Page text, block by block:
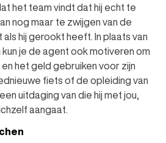
het team vindt dat hij echt te
nog maar te zwijgen van de
hij gerookt heeft. In plaats van
je de agent ook motiveren om
het geld gebruiken voor zijn
fiets of de opleiding van
uitdaging van die hij met jou,
aangaat.